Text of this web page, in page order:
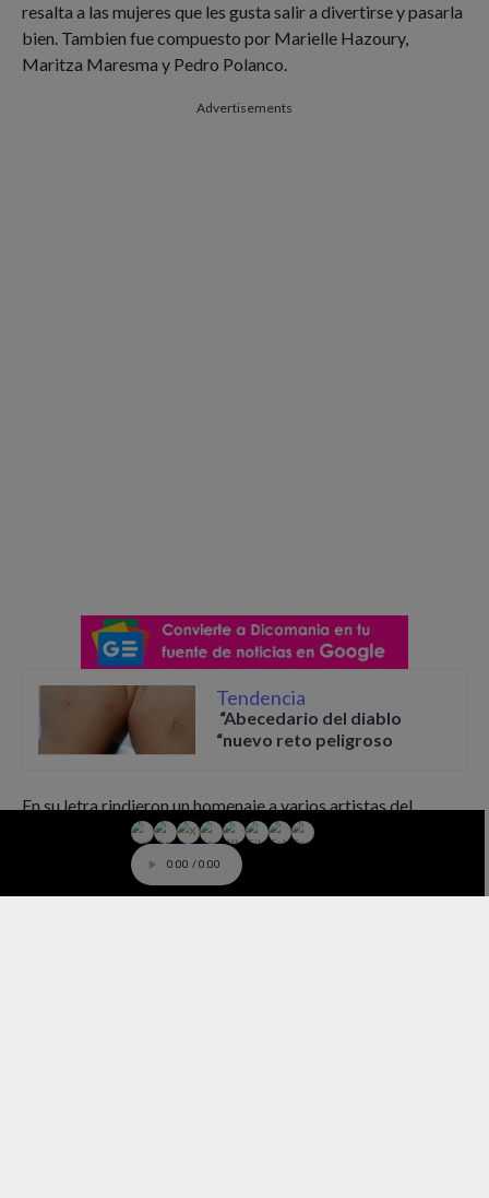
resalta a las mujeres que les gusta salir a divertirse y pasarla
bien. Tambien fue compuesto por Marielle Hazoury,
Maritza Maresma y Pedro Polanco.
Advertisements
Tendencia
“Abecedario del diablo
“nuevo reto peligroso
En su letra rindieron un homenaje a varios artistas del
género urbano que Marielle admira. Además muestra el
empoderamiento femenino y refleja que la mujer puede
tener carácter fuerte y mucha seguridad en ella misma para